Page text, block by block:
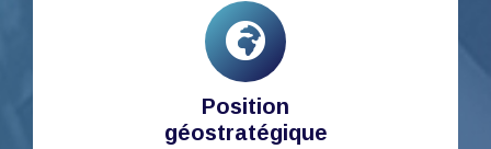
Position
géostratégique